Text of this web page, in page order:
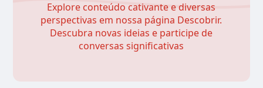
Explore conteúdo cativante e diversas
perspectivas em nossa página Descobrir.
Descubra novas ideias e participe de
conversas significativas